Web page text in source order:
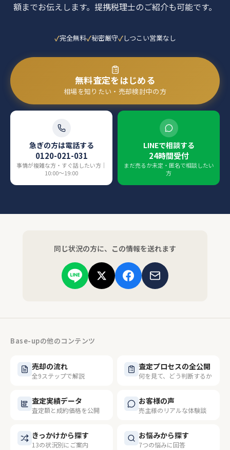
額までお伝えします。提携税理士のご紹介も可能です。
完全無料 秘密厳守 しつこい営業なし
無料査定をはじめる
相場を知りたい・売却検討中の方
急ぎの方は電話する
0120-021-031
事情が複雑な方・すぐ話したい方｜
10:00〜19:00
LINEで相談する
24時間受付
まだ売るか未定・匿名で相談したい
方
同じ状況の方に、この情報を送れます
Base-upの他のコンテンツ
売却の流れ
全9ステップで解説
査定プロセスの全公開
何を見て、どう判断するか
査定実績データ
査定額と成約価格を公開
お客様の声
売主様のリアルな体験談
きっかけから探す
13の状況別にご案内
お悩みから探す
7つの悩みに回答